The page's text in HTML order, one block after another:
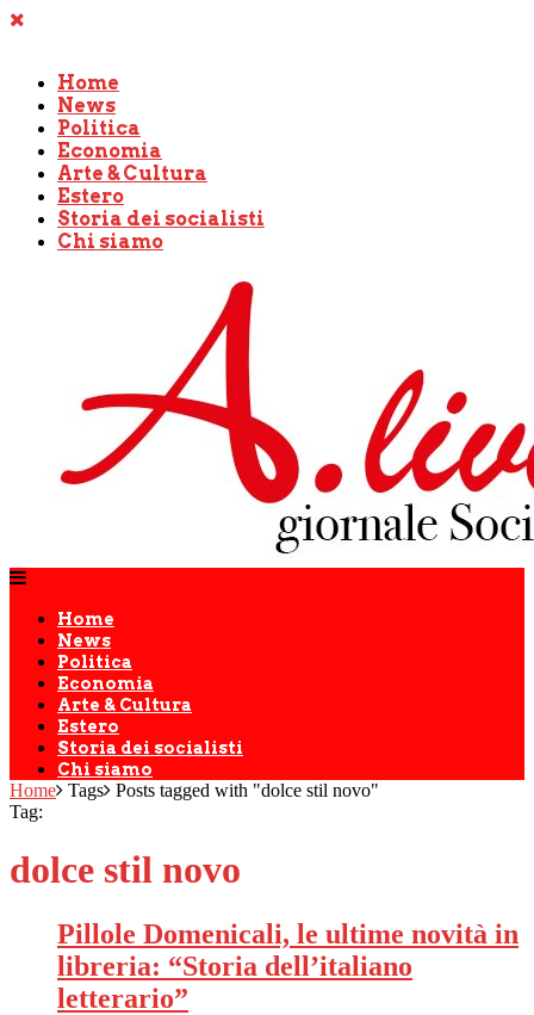
Home
News
Politica
Economia
Arte & Cultura
Estero
Storia dei socialisti
Chi siamo
Home
News
Politica
Economia
Arte & Cultura
Estero
Storia dei socialisti
Chi siamo
Home Tags Posts tagged with "dolce stil novo"
Tag:
dolce stil novo
Pillole Domenicali, le ultime novità in
libreria: “Storia dell’italiano
letterario”